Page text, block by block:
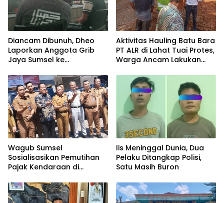
Diancam Dibunuh, Dheo
Laporkan Anggota Grib
Jaya Sumsel ke
Aktivitas Hauling Batu Bara
PT ALR di Lahat Tuai Protes,
Warga Ancam Lakukan
Wagub Sumsel
Sosialisasikan Pemutihan
Pajak Kendaraan di
Iis Meninggal Dunia, Dua
Pelaku Ditangkap Polisi,
Satu Masih Buron